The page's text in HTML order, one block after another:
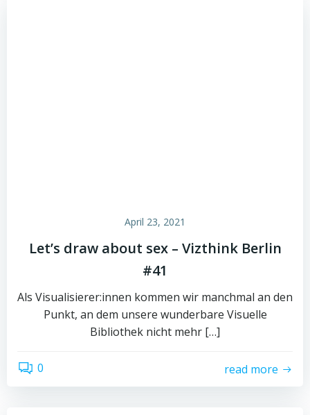
April 23, 2021
Let’s draw about sex – Vizthink Berlin
#41
Als Visualisierer:innen kommen wir manchmal an den
Punkt, an dem unsere wunderbare Visuelle
Bibliothek nicht mehr […]
0 read more